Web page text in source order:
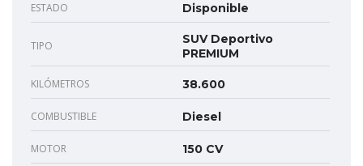
ESTADO Disponible
TIPO
SUV Deportivo
PREMIUM
KILÓMETROS 38.600
COMBUSTIBLE Diesel
MOTOR 150 CV